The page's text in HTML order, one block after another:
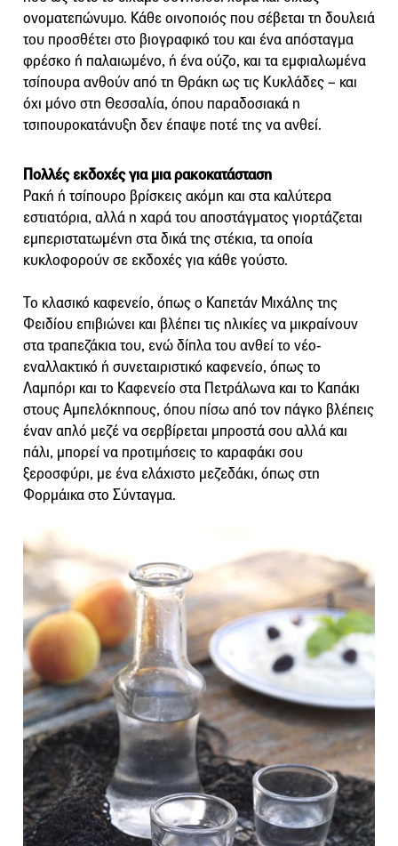
ονοματεπώνυμο. Κάθε οινοποιός που σέβεται τη δουλειά
του προσθέτει στο βιογραφικό του και ένα απόσταγμα
φρέσκο ή παλαιωμένο, ή ένα ούζο, και τα εμφιαλωμένα
τσίπουρα ανθούν από τη Θράκη ως τις Κυκλάδες – και
όχι μόνο στη Θεσσαλία, όπου παραδοσιακά η
τσιπουροκατάνυξη δεν έπαψε ποτέ της να ανθεί.
Πολλές εκδοχές για μια ρακοκατάσταση
Ρακή ή τσίπουρο βρίσκεις ακόμη και στα καλύτερα
εστιατόρια, αλλά η χαρά του αποστάγματος γιορτάζεται
εμπεριστατωμένη στα δικά της στέκια, τα οποία
κυκλοφορούν σε εκδοχές για κάθε γούστο.
Το κλασικό καφενείο, όπως ο Καπετάν Μιχάλης της
Φειδίου επιβιώνει και βλέπει τις ηλικίες να μικραίνουν
στα τραπεζάκια του, ενώ δίπλα του ανθεί το νέο-
εναλλακτικό ή συνεταιριστικό καφενείο, όπως το
Λαμπόρι και το Καφενείο στα Πετράλωνα και το Καπάκι
στους Αμπελόκηπους, όπου πίσω από τον πάγκο βλέπεις
έναν απλό μεζέ να σερβίρεται μπροστά σου αλλά και
πάλι, μπορεί να προτιμήσεις το καραφάκι σου
ξεροσφύρι, με ένα ελάχιστο μεζεδάκι, όπως στη
Φορμάικα στο Σύνταγμα.